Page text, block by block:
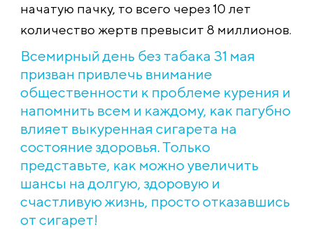
начатую пачку, то всего через 10 лет
количество жертв превысит 8 миллионов.
Всемирный день без табака 31 мая
призван привлечь внимание
общественности к проблеме курения и
напомнить всем и каждому, как пагубно
влияет выкуренная сигарета на
состояние здоровья. Только
представьте, как можно увеличить
шансы на долгую, здоровую и
счастливую жизнь, просто отказавшись
от сигарет!